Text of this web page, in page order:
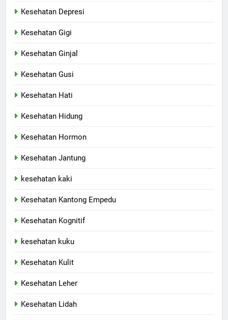
Kesehatan Depresi
Kesehatan Gigi
Kesehatan Ginjal
Kesehatan Gusi
Kesehatan Hati
Kesehatan Hidung
Kesehatan Hormon
Kesehatan Jantung
kesehatan kaki
Kesehatan Kantong Empedu
Kesehatan Kognitif
kesehatan kuku
Kesehatan Kulit
Kesehatan Leher
Kesehatan Lidah